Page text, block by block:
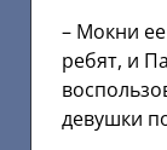
– Мокни
ребят, и
девушки